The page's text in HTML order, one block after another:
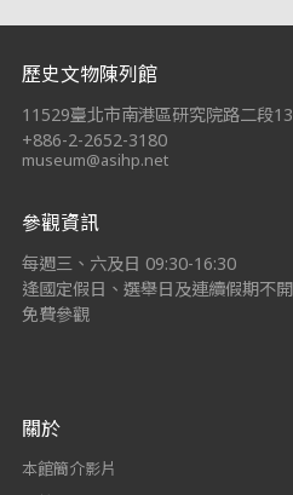
:::
歷史文物陳列館
11529臺北市南港區研究院路二段
+886-2-2652-3180
museum@asihp.net
參觀資訊
每週三、六及日 09:30-16:30
逢國定假日、選舉日及連續假期不
免費參觀
關於
本館簡介影片